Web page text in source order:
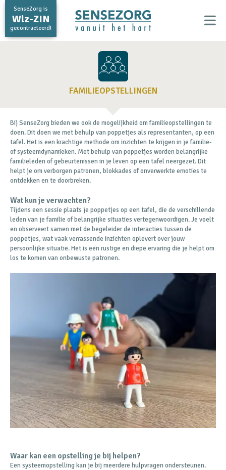
SenseZorg is
Wlz-ZIN
gecontracteerd!
FAMILIEOPSTELLINGEN
Bij SenseZorg bieden we ook de mogelijkheid om familieopstellingen te
doen. Dit doen we met behulp van poppetjes als representanten, op een
tafel. Het is een krachtige methode om inzichten te krijgen in je familie-
of systeemdynamieken. Met behulp van poppetjes worden belangrijke
familieleden of gebeurtenissen in je leven op een tafel neergezet. Dit
helpt je om verborgen patronen, blokkades of onverwerkte emoties te
ontdekken en te doorbreken.
Wat kun je verwachten?
Tijdens een sessie plaats je poppetjes op een tafel, die de verschillende
leden van je familie of belangrijke situaties vertegenwoordigen. Je voelt
en observeert samen met de begeleider de interacties tussen de
poppetjes, wat vaak verrassende inzichten oplevert over jouw
persoonlijke situatie. Het is een rustige en diepe ervaring die je helpt om
los te komen van onbewuste patronen.
Waar kan een opstelling je bij helpen?
Een systeemopstelling kan je bij meerdere hulpvragen ondersteunen.